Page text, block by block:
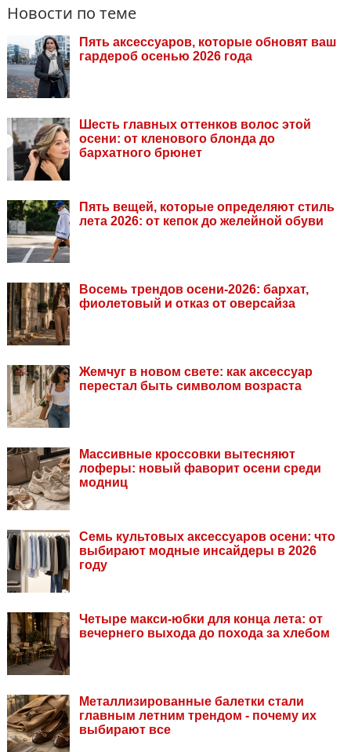
Новости по теме
Пять аксессуаров, которые обновят ваш
гардероб осенью 2026 года
Шесть главных оттенков волос этой
осени: от кленового блонда до
бархатного брюнет
Пять вещей, которые определяют стиль
лета 2026: от кепок до желейной обуви
Восемь трендов осени-2026: бархат,
фиолетовый и отказ от оверсайза
Жемчуг в новом свете: как аксессуар
перестал быть символом возраста
Массивные кроссовки вытесняют
лоферы: новый фаворит осени среди
модниц
Семь культовых аксессуаров осени: что
выбирают модные инсайдеры в 2026
году
Четыре макси-юбки для конца лета: от
вечернего выхода до похода за хлебом
Металлизированные балетки стали
главным летним трендом - почему их
выбирают все